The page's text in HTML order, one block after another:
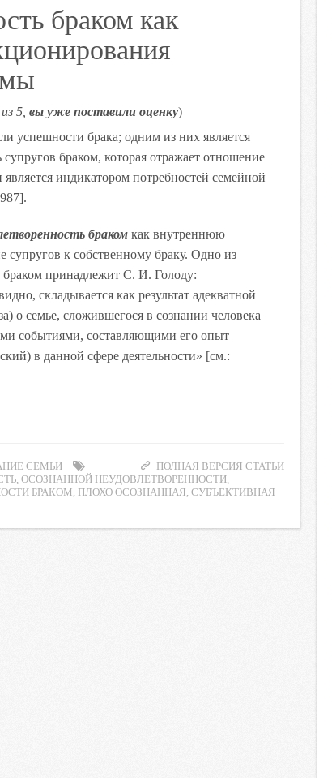
браком как
5, вы уже поставили оценку)
успешности брака; одним из них является
супругов браком, которая отражает отношение
индикатором потребностей семейной
браком как внутреннюю
супругов к собственному браку. Одно из
браком принадлежит С. И. Голоду:
складывается как результат адекватной
о семье, сложившегося в сознании человека
событиями, составляющими его опыт
в данной сфере деятельности» [см.:
ПОЛНАЯ ВЕРСИЯ СТАТЬИ
СЕМЬИ
, ОСОЗНАННОЙ НЕУДОВЛЕТВОРЕННОСТИ,
БРАКОМ, ПЛОХО ОСОЗНАННАЯ, СУБЪЕКТИВНАЯ